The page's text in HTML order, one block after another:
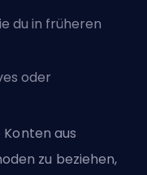
du in früheren
oder
aus
zu beziehen,